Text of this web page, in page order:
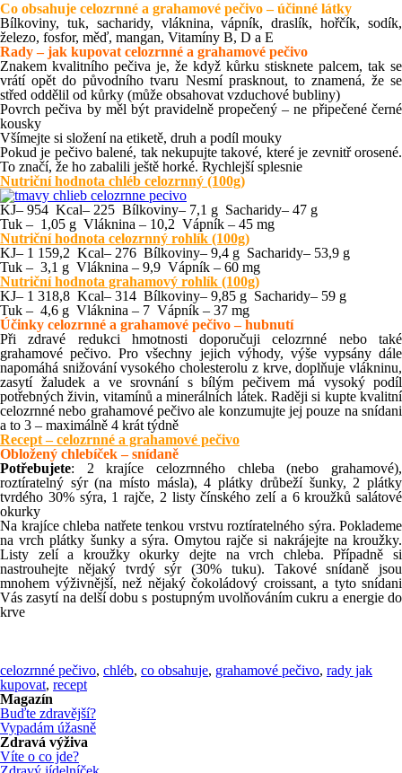
Co obsahuje celozrnné a grahamové pečivo – účinné látky
Bílkoviny, tuk, sacharidy, vláknina, vápník, draslík, hořčík, sodík,
železo, fosfor, měď, mangan, Vitamíny B, D a E
Rady – jak kupovat celozrnné a grahamové pečivo
Znakem kvalitního pečiva je, že když kůrku stisknete palcem, tak se
vrátí opět do původního tvaru Nesmí prasknout, to znamená, že se
střed oddělil od kůrky (může obsahovat vzduchové bubliny)
Povrch pečiva by měl být pravidelně propečený – ne připečené černé
kousky
Všímejte si složení na etiketě, druh a podíl mouky
Pokud je pečivo balené, tak nekupujte takové, které je zevnitř orosené.
To značí, že ho zabalili ještě horké. Rychlejší splesnie
Nutriční hodnota chléb celozrnný (100g)
KJ– 954 Kcal– 225 Bílkoviny– 7,1 g Sacharidy– 47 g
Tuk – 1,05 g Vláknina – 10,2 Vápník – 45 mg
Nutriční hodnota celozrnný rohlík (100g)
KJ– 1 159,2 Kcal– 276 Bílkoviny– 9,4 g Sacharidy– 53,9 g
Tuk – 3,1 g Vláknina – 9,9 Vápník – 60 mg
Nutriční hodnota grahamový rohlík (100g)
KJ– 1 318,8 Kcal– 314 Bílkoviny– 9,85 g Sacharidy– 59 g
Tuk – 4,6 g Vláknina – 7 Vápník – 37 mg
Účinky celozrnné a grahamové pečivo – hubnutí
Při zdravé redukci hmotnosti doporučuji celozrnné nebo také
grahamové pečivo. Pro všechny jejich výhody, výše vypsány dále
napomáhá snižování vysokého cholesterolu z krve, doplňuje vlákninu,
zasytí žaludek a ve srovnání s bílým pečivem má vysoký podíl
potřebných živin, vitamínů a minerálních látek. Raději si kupte kvalitní
celozrnné nebo grahamové pečivo ale konzumujte jej pouze na snídani
a to 3 – maximálně 4 krát týdně
Recept – celozrnné a grahamové pečivo
Obložený chlebíček – snídaně
Potřebujete: 2 krajíce celozrnného chleba (nebo grahamové),
roztíratelný sýr (na místo másla), 4 plátky drůbeží šunky, 2 plátky
tvrdého 30% sýra, 1 rajče, 2 listy čínského zelí a 6 kroužků salátové
okurky
Na krajíce chleba natřete tenkou vrstvu roztíratelného sýra. Poklademe
na vrch plátky šunky a sýra. Omytou rajče si nakrájejte na kroužky.
Listy zelí a kroužky okurky dejte na vrch chleba. Případně si
nastrouhejte nějaký tvrdý sýr (30% tuku). Takové snídaně jsou
mnohem výživnější, než nějaký čokoládový croissant, a tyto snídani
Vás zasytí na delší dobu s postupným uvolňováním cukru a energie do
krve
celozrnné pečivo, chléb, co obsahuje, grahamové pečivo, rady jak
kupovat, recept
Magazín
Buďte zdravější?
Vypadám úžasně
Zdravá výživa
Víte o co jde?